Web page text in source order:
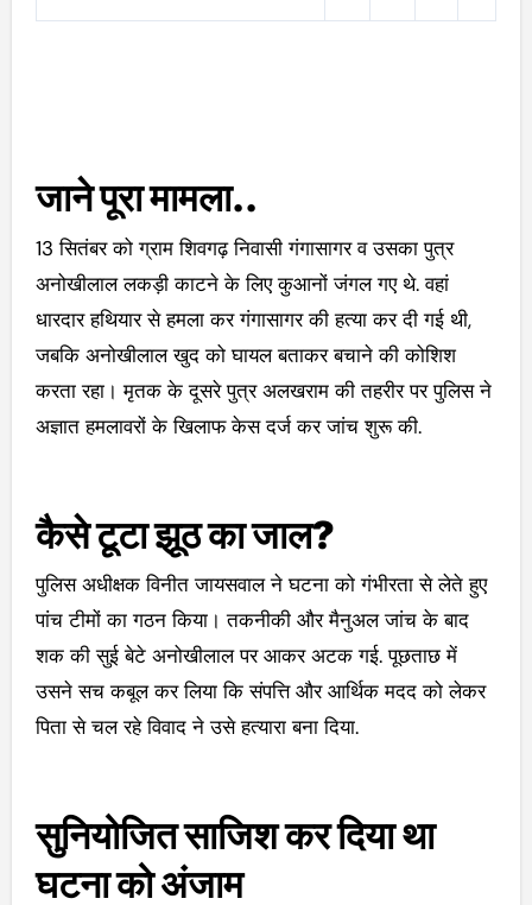
जाने पूरा मामला..
13 सितंबर को ग्राम शिवगढ़ निवासी गंगासागर व उसका पुत्र
अनोखीलाल लकड़ी काटने के लिए कुआनों जंगल गए थे. वहां
धारदार हथियार से हमला कर गंगासागर की हत्या कर दी गई थी,
जबकि अनोखीलाल खुद को घायल बताकर बचाने की कोशिश
करता रहा। मृतक के दूसरे पुत्र अलखराम की तहरीर पर पुलिस ने
अज्ञात हमलावरों के खिलाफ केस दर्ज कर जांच शुरू की.
कैसे टूटा झूठ का जाल?
पुलिस अधीक्षक विनीत जायसवाल ने घटना को गंभीरता से लेते हुए
पांच टीमों का गठन किया। तकनीकी और मैनुअल जांच के बाद
शक की सुई बेटे अनोखीलाल पर आकर अटक गई. पूछताछ में
उसने सच कबूल कर लिया कि संपत्ति और आर्थिक मदद को लेकर
पिता से चल रहे विवाद ने उसे हत्यारा बना दिया.
सुनियोजित साजिश कर दिया था
घटना को अंजाम